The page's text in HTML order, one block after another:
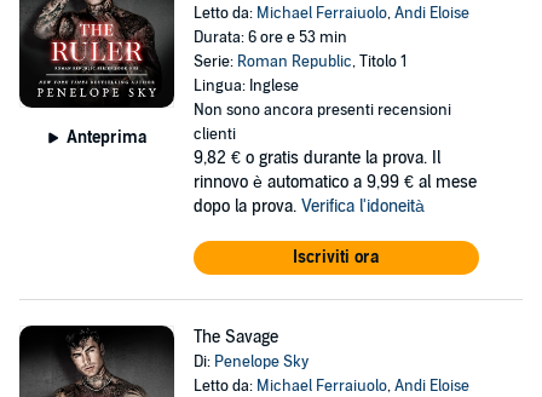
Anteprima
Letto da: Michael Ferraiuolo,Andi Eloise
Durata: 6 ore e 53 min
Serie: Roman Republic, Titolo 1
Lingua: Inglese
Non sono ancora presenti recensioni
clienti
9,82 € o gratis durante la prova. Il
rinnovo è automatico a 9,99 € al mese
dopo la prova. Verifica l'idoneità
Iscriviti ora
The Savage
Di: Penelope Sky
Letto da: Michael Ferraiuolo,Andi Eloise